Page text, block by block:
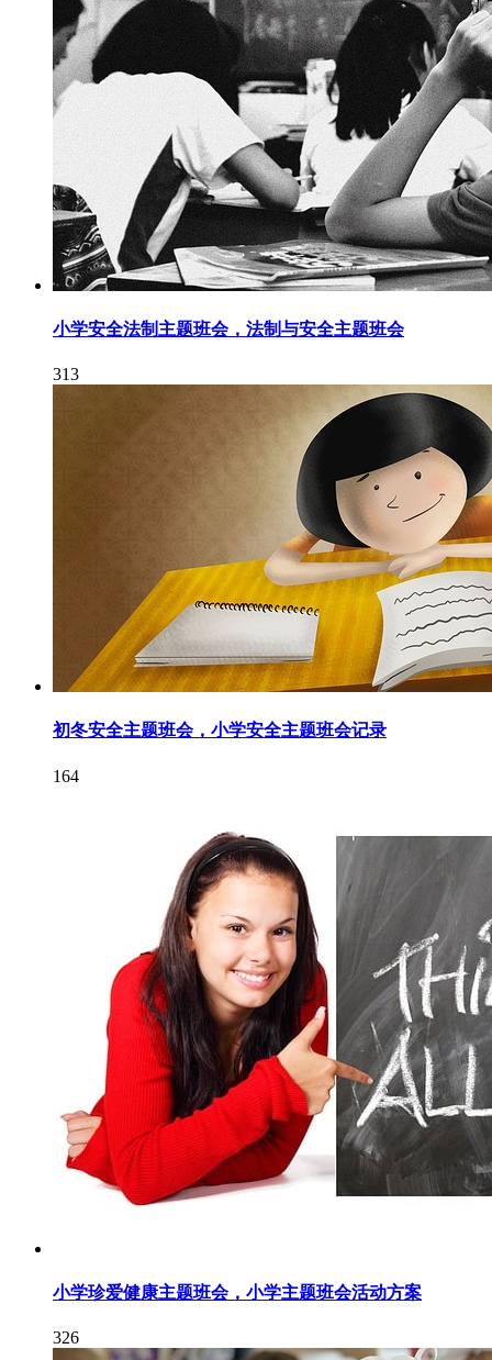
小学安全法制主题班会，法制与安全主题班会
313
初冬安全主题班会，小学安全主题班会记录
164
小学珍爱健康主题班会，小学主题班会活动方案
326